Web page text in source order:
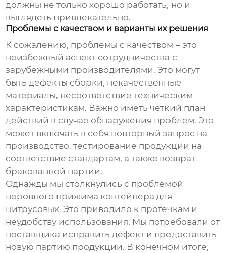
должны не только хорошо работать, но и
выглядеть привлекательно.
Проблемы с качеством и варианты их решения
К сожалению, проблемы с качеством – это
неизбежный аспект сотрудничества с
зарубежными производителями. Это могут
быть дефекты сборки, некачественные
материалы, несоответствие техническим
характеристикам. Важно иметь четкий план
действий в случае обнаружения проблем. Это
может включать в себя повторный запрос на
производство, тестирование продукции на
соответствие стандартам, а также возврат
бракованной партии.
Однажды мы столкнулись с проблемой
неровного прижима контейнера для
цитрусовых. Это приводило к протечкам и
неудобству использования. Мы потребовали от
поставщика исправить дефект и предоставить
новую партию продукции. В конечном итоге,